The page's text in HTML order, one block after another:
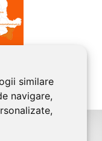
similare
navigare,